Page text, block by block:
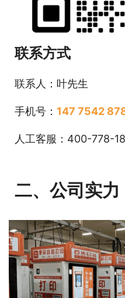
联系方式
联系人：叶先生
手机号： 147 7542
人工客服：400-778-
二、公司实力